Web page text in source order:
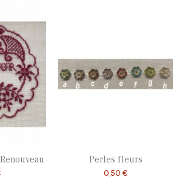
Perles fleurs
0,50 €